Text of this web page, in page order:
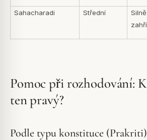
Sahacharadi Střední
Silně
Pomoc při rozhodování:
ten pravý?
Podle typu konstituce (Prakriti)